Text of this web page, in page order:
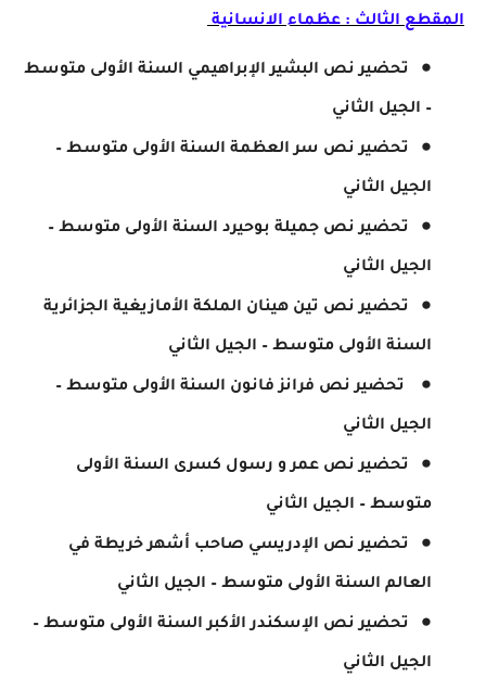
المقطع الثالث : عظماء الانسانية
تحضير نص البشير الإبراهيمي السنة الأولى متوسط
– الجيل الثاني
تحضير نص سر العظمة السنة الأولى متوسط –
الجيل الثاني
تحضير نص جميلة بوحيرد السنة الأولى متوسط –
الجيل الثاني
تحضير نص تين هينان الملكة الأمازيغية الجزائرية
السنة الأولى متوسط – الجيل الثاني
تحضير نص فرانز فانون السنة الأولى متوسط –
الجيل الثاني
تحضير نص عمر و رسول كسرى السنة الأولى
متوسط – الجيل الثاني
تحضير نص الإدريسي صاحب أشهر خريطة في
العالم السنة الأولى متوسط – الجيل الثاني
تحضير نص الإسكندر الأكبر السنة الأولى متوسط –
الجيل الثاني